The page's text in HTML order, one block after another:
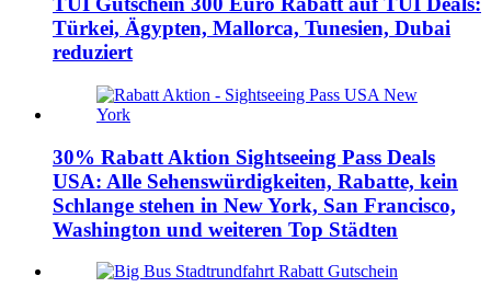
Türkei, Ägypten, Mallorca, Tunesien, Dubai
reduziert
30% Rabatt Aktion Sightseeing Pass Deals
USA: Alle Sehenswürdigkeiten, Rabatte, kein
Schlange stehen in New York, San Francisco,
Washington und weiteren Top Städten